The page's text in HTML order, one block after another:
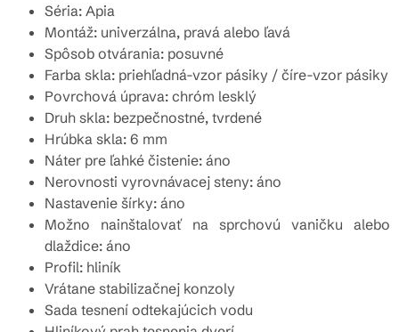
Séria: Apia
Montáž: univerzálna, pravá alebo ľavá
Spôsob otvárania: posuvné
Farba skla: priehľadná-vzor pásiky / číre-vzor pásiky
Povrchová úprava: chróm lesklý
Druh skla: bezpečnostné, tvrdené
Hrúbka skla: 6 mm
Náter pre ľahké čistenie: áno
Nerovnosti vyrovnávacej steny: áno
Nastavenie šírky: áno
Možno nainštalovať na sprchovú vaničku alebo
dlaždice: áno
Profil: hliník
Vrátane stabilizačnej konzoly
Sada tesnení odtekajúcich vodu